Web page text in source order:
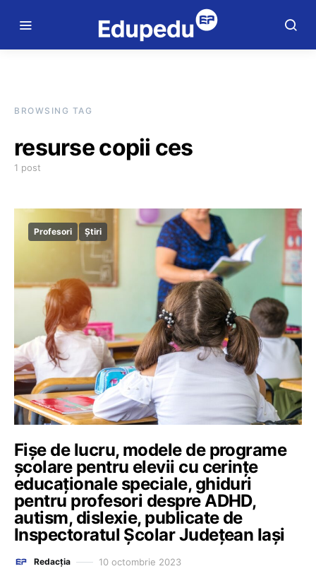
BROWSING TAG
resurse copii ces
1 post
Profesori Știri
Fișe de lucru, modele de programe
școlare pentru elevii cu cerințe
educaționale speciale, ghiduri
pentru profesori despre ADHD,
autism, dislexie, publicate de
Inspectoratul Școlar Județean Iași
Redacția 10 octombrie 2023